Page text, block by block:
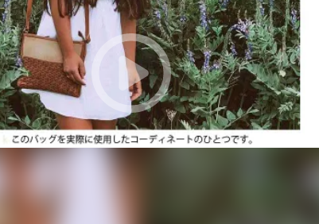
CAMPFIRE for Social
CAMPFIREふるさと